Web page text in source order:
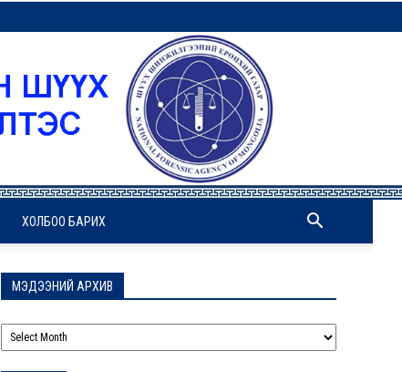
ХОЛБОО БАРИХ
МЭДЭЭНИЙ АРХИВ
АРХИВ